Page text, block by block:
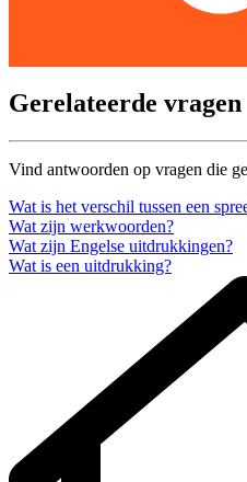
Gerelateerde vragen
Vind antwoorden op vragen die
Wat is het verschil tussen een
Wat zijn werkwoorden?
Wat zijn Engelse uitdrukkingen?
Wat is een uitdrukking?